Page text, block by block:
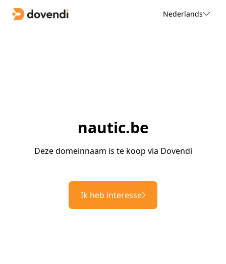
Nederlands
nautic.be
Deze domeinnaam is te koop via Dovendi
Ik heb interesse